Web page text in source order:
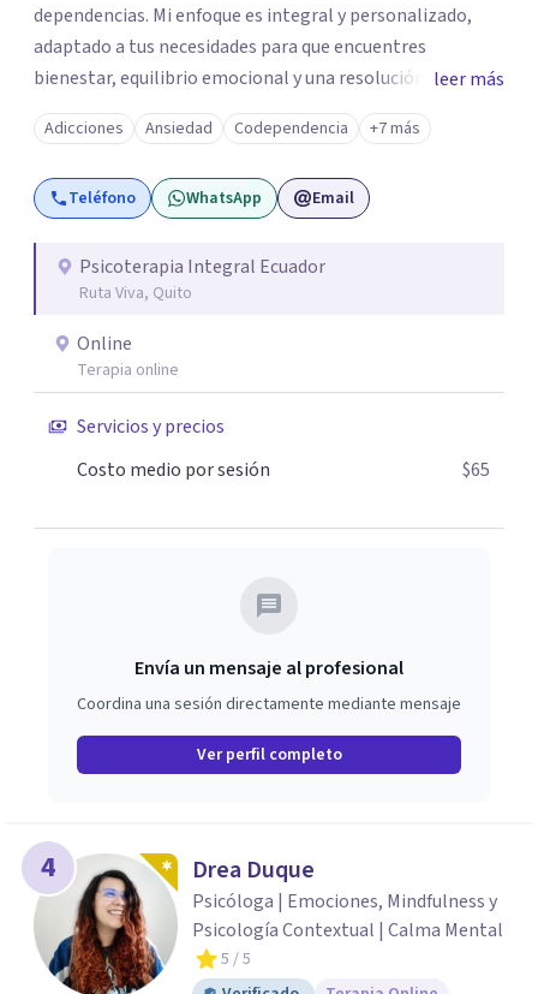
dependencias. Mi enfoque es integral y personalizado,
adaptado a tus necesidades para que encuentres
bienestar, equilibrio emocional y una resolución duradera
en el tiempo. Ofrezco sesiones presenciales y terapia en
línea para quienes viven en otras ciudades de Ecuador o en
el exterior. Si quieres agendar una sesión o recibir más
información, escríbeme por WhatsApp o visita mi sitio
leer más
Adicciones Ansiedad Codependencia +7 más
Teléfono WhatsApp Email
Psicoterapia Integral Ecuador
Ruta Viva, Quito
Online
Terapia online
Servicios y precios
Costo medio por sesión
$65
Envía un mensaje al profesional
Coordina una sesión directamente mediante mensaje
Ver perfil completo
4 Drea Duque
Psicóloga | Emociones, Mindfulness y
Psicología Contextual | Calma Mental
5 / 5